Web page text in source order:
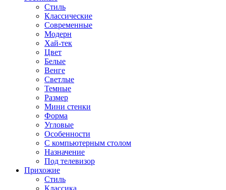
Стиль
Классические
Современные
Модерн
Хай-тек
Цвет
Белые
Венге
Светлые
Темные
Размер
Мини стенки
Форма
Угловые
Особенности
С компьютерным столом
Назначение
Под телевизор
Прихожие
Стиль
Классика